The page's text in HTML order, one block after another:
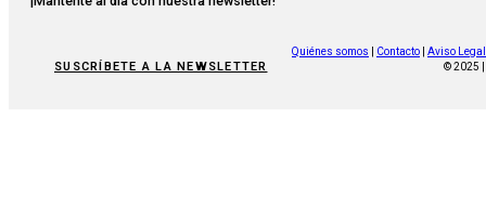
SUSCRÍBETE A LA NEWSLETTER
Quiénes somos Contacto
Aviso Legal
© 2025